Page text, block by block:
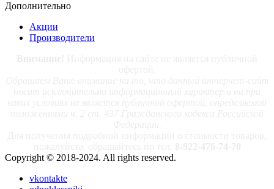
Дополнительно
Акции
Производители
Copyright © 2018-2024. All rights reserved.
vkontakte